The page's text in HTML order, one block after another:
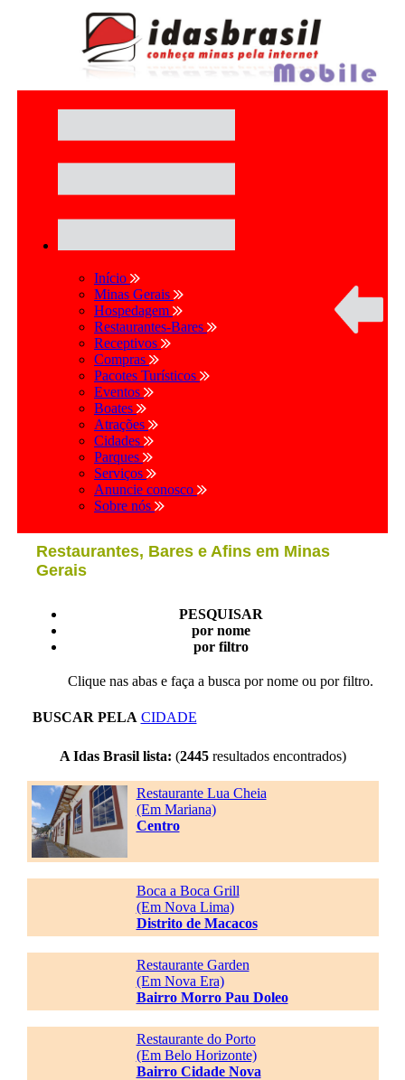
Início
Minas Gerais
Hospedagem
Restaurantes-Bares
Receptivos
Compras
Pacotes Turísticos
Eventos
Boates
Atrações
Cidades
Parques
Serviços
Anuncie conosco
Sobre nós
Restaurantes, Bares e Afins em Minas
Gerais
PESQUISAR
por nome
por filtro
Clique nas abas e faça a busca por nome ou por filtro.
BUSCAR PELA CIDADE
A Idas Brasil lista: (2445resultados encontrados)
Restaurante Lua Cheia
(Em Mariana)
Centro
Boca a Boca Grill
(Em Nova Lima)
Distrito de Macacos
Restaurante Garden
(Em Nova Era)
Bairro Morro Pau Doleo
Restaurante do Porto
(Em Belo Horizonte)
Bairro Cidade Nova